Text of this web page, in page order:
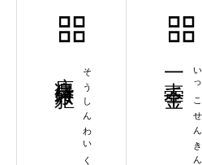
そうしんわいく いっこせんきん
一壺千金